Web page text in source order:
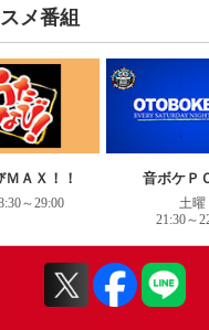
メ番組
ＭＡＸ！！
～29:00
音ボケＰ
土曜
21:30～